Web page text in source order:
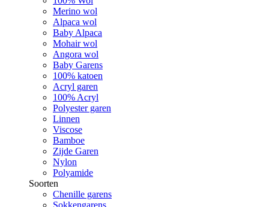
Merino wol
Alpaca wol
Baby Alpaca
Mohair wol
Angora wol
Baby Garens
100% katoen
Acryl garen
100% Acryl
Polyester garen
Linnen
Viscose
Bamboe
Zijde Garen
Nylon
Polyamide
Soorten
Chenille garens
Sokkengarens